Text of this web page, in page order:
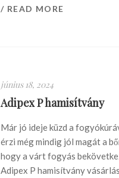
/ READ MORE
június 18, 2024
Adipex P hamisítvány
Már jó ideje küzd a
érzi még mindig jól magát a
hogy a várt fogyás
Adipex P hamisítvány